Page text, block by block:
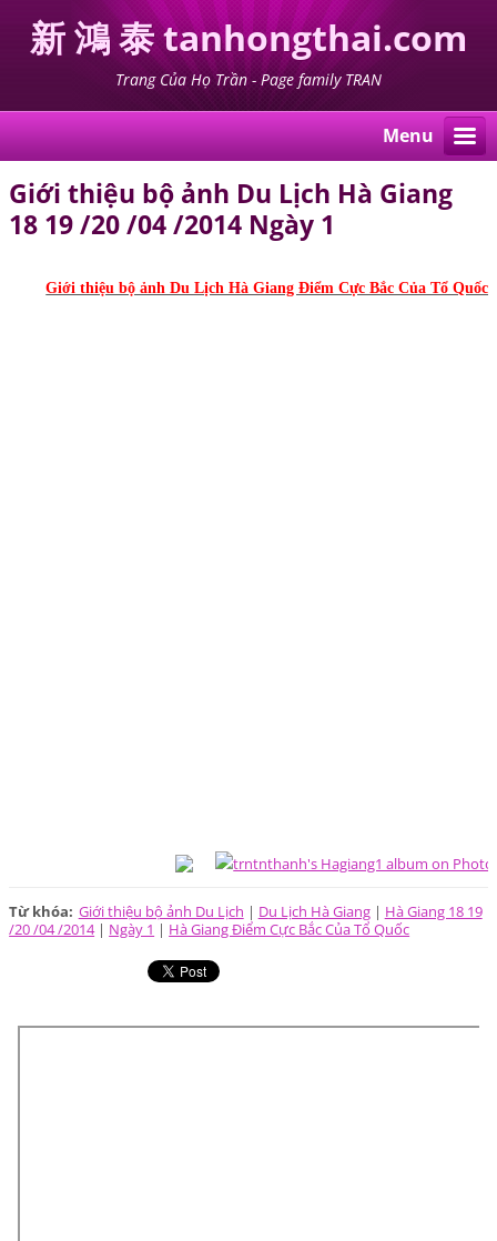
新 鴻 泰 tanhongthai.com
Trang Của Họ Trần - Page family TRAN
Menu
Giới thiệu bộ ảnh Du Lịch Hà Giang
18 19 /20 /04 /2014 Ngày 1
Giới thiệu bộ ảnh Du Lịch Hà Giang Điểm Cực Bắc Của Tổ Quốc
Từ khóa: Giới thiệu bộ ảnh Du Lịch | Du Lịch Hà Giang | Hà Giang 18 19
/20 /04 /2014 | Ngày 1 | Hà Giang Điểm Cực Bắc Của Tổ Quốc